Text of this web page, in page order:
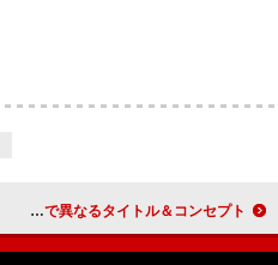
三浦大知、秋の平安神宮で奉納ライブ開催 2夜連続で異なるタイトル＆コンセプト